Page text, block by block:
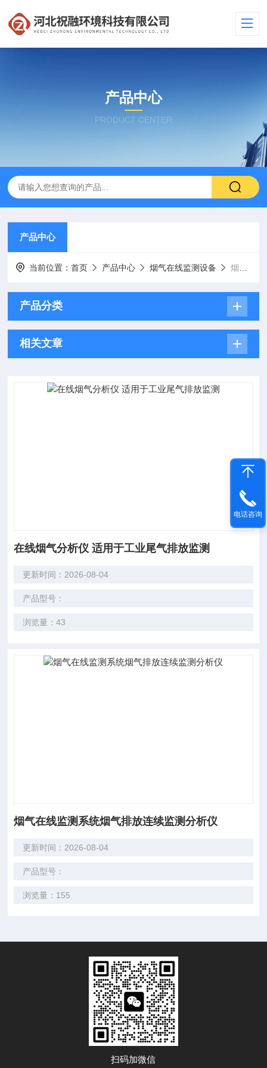
产品中心
PRODUCT CENTER
产品中心
当前位置：首页 产品中心 烟气在线监测设备 烟气排放连续监测仪
产品分类
相关文章
在线烟气分析仪 适用于工业尾气排放监测
更新时间：2026-08-04
产品型号：
浏览量：43
烟气在线监测系统烟气排放连续监测分析仪
更新时间：2026-08-04
产品型号：
浏览量：155
扫码加微信
电话咨询